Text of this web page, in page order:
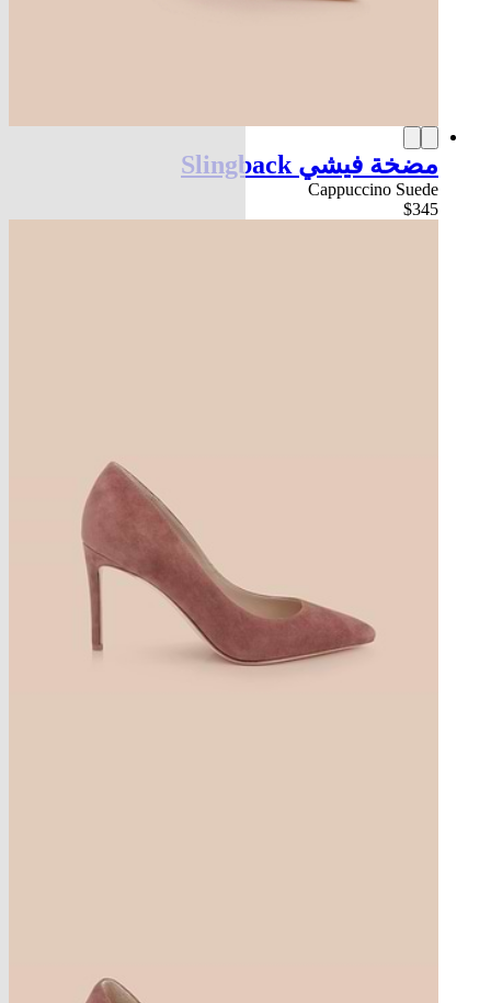
مضخة فيشي Slingback
Cappuccino Suede
$345